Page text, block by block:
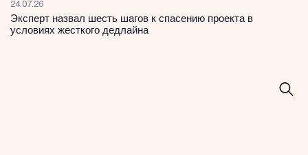
24.07.26
Эксперт назвал шесть шагов к спасению проекта в
условиях жесткого дедлайна